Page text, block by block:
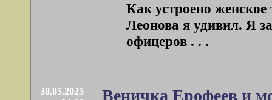
Как устроено
Леонова я удивил. Я
офицеров . . .
30.05.2025
Веничка Ерофеев и